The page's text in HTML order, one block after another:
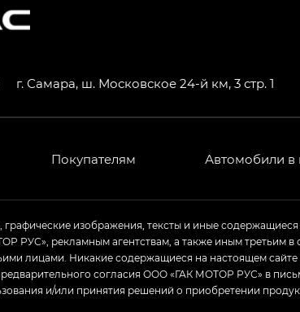
Эйч Ти (HYPTEC HT) в
в комплектациях Джи Би
в комплектации Джи Эс — GS,
г. Самара, ш. Московское 24-й км, 3 стр. 1
Покупателям Автомобили в
изображения, тексты и иные
РУС», рекламным агентствам, а также иным третьим
лицами. Никакие содержащиеся на настоящем
согласия ООО «ГАК МОТОР РУС» в
и/или принятия решений о приобретении